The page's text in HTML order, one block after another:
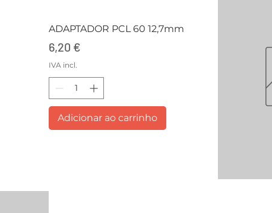
ADAPTADOR PCL 60 12,7mm
Preço
6,20 €
IVA incl.
Adicionar ao carrinho